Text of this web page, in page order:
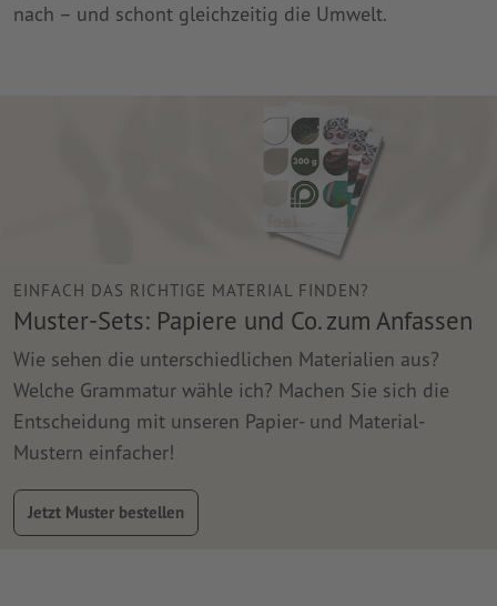
nach – und schont gleichzeitig die Umwelt.
EINFACH DAS RICHTIGE MATERIAL FINDEN?
Muster-Sets: Papiere und Co. zum Anfassen
Wie sehen die unterschiedlichen Materialien aus?
Welche Grammatur wähle ich? Machen Sie sich die
Entscheidung mit unseren Papier- und Material-
Mustern einfacher!
Jetzt Muster bestellen